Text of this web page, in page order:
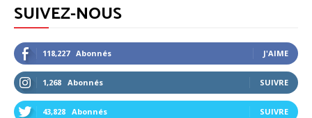
SUIVEZ-NOUS
118,227 Abonnés J'AIME
1,268 Abonnés SUIVRE
43,828 Abonnés SUIVRE